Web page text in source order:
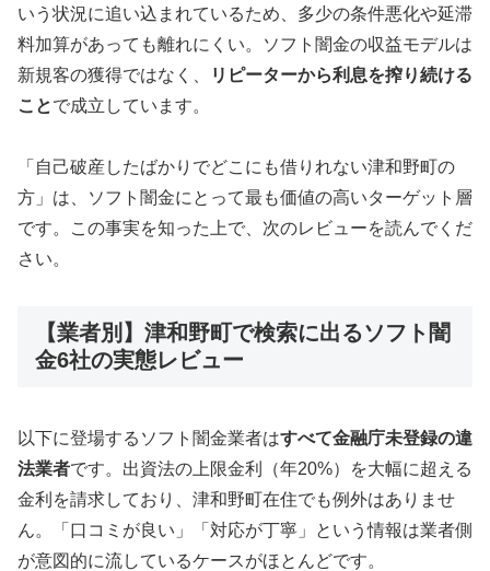
いう状況に追い込まれているため、多少の条件悪化や延滞
料加算があっても離れにくい。ソフト闇金の収益モデルは
新規客の獲得ではなく、
リピーターから利息を搾り続ける
ことで成立しています。
「自己破産したばかりでどこにも借りれない津和野町の
方」は、ソフト闇金にとって最も価値の高いターゲット層
です。この事実を知った上で、次のレビューを読んでくだ
さい。
【業者別】津和野町で検索に出るソフト闇
金6社の実態レビュー
以下に登場するソフト闇金業者はすべて金融庁未登録の違
法業者です。出資法の上限金利（年20%）を大幅に超える
金利を請求しており、津和野町在住でも例外はありませ
ん。「口コミが良い」「対応が丁寧」という情報は業者側
が意図的に流しているケースがほとんどです。